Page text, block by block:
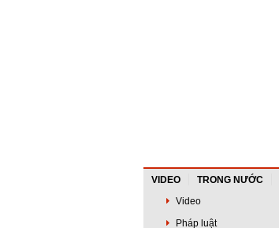
VIDEO TRONG NƯỚC
Video
Pháp luật